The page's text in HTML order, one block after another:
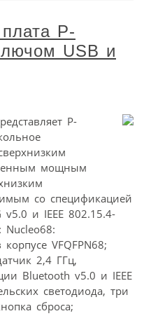
P-
USB и
P-
мощным
со спецификацией
v5.0 и IEEE 802.15.4-
VFQFPN68;
2,4 ГГц,
Bluetooth v5.0 и IEEE
светодиода, три
сброса;